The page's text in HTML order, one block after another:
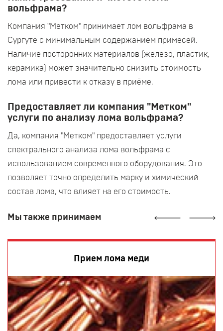
вольфрама?
Компания "Метком" принимает лом вольфрама в
Сургуте с минимальным содержанием примесей.
Наличие посторонних материалов (железо, пластик,
керамика) может значительно снизить стоимость
лома или привести к отказу в приёме.
Предоставляет ли компания "Метком"
услуги по анализу лома вольфрама?
Да, компания "Метком" предоставляет услуги
спектрального анализа лома вольфрама с
использованием современного оборудования. Это
позволяет точно определить марку и химический
состав лома, что влияет на его стоимость.
Мы также принимаем
Прием лома меди